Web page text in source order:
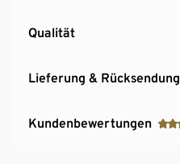
Qualität
Lieferung & Rücksendung
Kundenbewertungen